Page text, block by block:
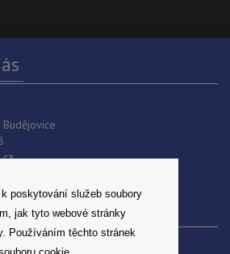
poskytování služeb soubory
jak tyto webové stránky
Používáním těchto stránek